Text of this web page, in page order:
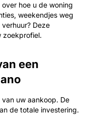
hoe u de woning
weekendjes weg
Deze
zoekprofiel.
een
uw aankoop. De
de totale investering.